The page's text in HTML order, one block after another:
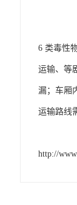
6 类毒性
运输、等
漏；车厢
运输路线
http://